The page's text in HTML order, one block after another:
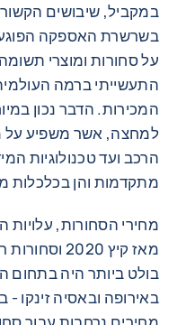
במקביל, שיבושים
בשרשרת האספקה
על סחורות ומוצרי
התעשייתי ברמה
המכירות. הדבר נכון
למחצה, אשר משפיע על
הרכב ועד טכנולוגיות
מתקדמות והן בכלכלות
מחירי הסחורות, עלויות
מאז קיץ
בולט ביותר היה בתחום
באירופה ובאסיה זינקו -